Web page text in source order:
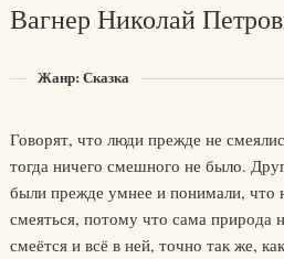
Вагнер Николай
Жанр: Сказка
Говорят, что люди прежде не
тогда ничего смешного не было.
были прежде умнее и понимали, что
смеяться, потому что сама природа
смеётся и всё в ней, точно так же,